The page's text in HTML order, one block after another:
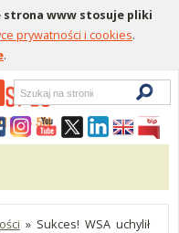
strona www stosuje pliki
prywatności i cookies.
.
» Sukces! WSA uchylił